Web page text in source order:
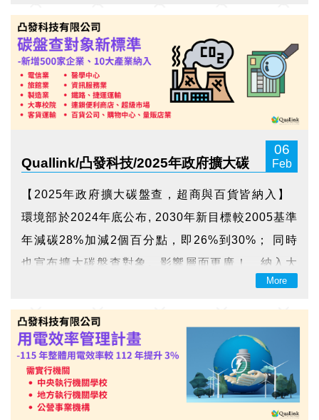
節電率維持1%，超過10,000瓩者提高至1.5%，國
營事業則一律1.5%。 預計...
Quallink/凸發科技/2025年政府擴大碳
06
Feb
【2025年政府擴大碳盤查，超商與百貨皆納入】
環境部於2024年底公布, 2030年新目標較2005基準
年減碳28%加減2個百分點，即26%到30%； 同時
也宣布擴大碳盤查對象。影響層面更廣！ 納入大
型百貨公司、購物中心及量販店業、連鎖便利商
店、超級市場、交通運輸、大專校院、醫學中心
等， 估計...
More